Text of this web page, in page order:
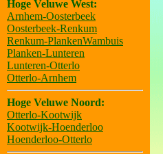
Hoge Veluwe West:
Arnhem-Oosterbeek
Oosterbeek-Renkum
Renkum-PlankenWambuis
Planken-Lunteren
Lunteren-Otterlo
Otterlo-Arnhem
Hoge Veluwe Noord:
Otterlo-Kootwijk
Kootwijk-Hoenderloo
Hoenderloo-Otterlo